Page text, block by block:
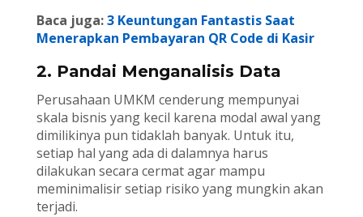
Baca juga:3 Keuntungan Fantastis Saat
Menerapkan Pembayaran QR Code di Kasir
2. Pandai Menganalisis Data
Perusahaan UMKM cenderung mempunyai
skala bisnis yang kecil karena modal awal yang
dimilikinya pun tidaklah banyak. Untuk itu,
setiap hal yang ada di dalamnya harus
dilakukan secara cermat agar mampu
meminimalisir setiap risiko yang mungkin akan
terjadi.